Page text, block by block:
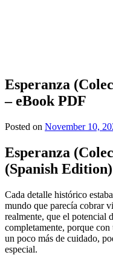
Esperanza
– eBook PDF
Posted on November 10,
Esperanza
(Spanish
Cada detalle histórico
mundo que parecía cobrar
realmente, que el potencial
completamente, porque
un poco más de cuidado,
especial.